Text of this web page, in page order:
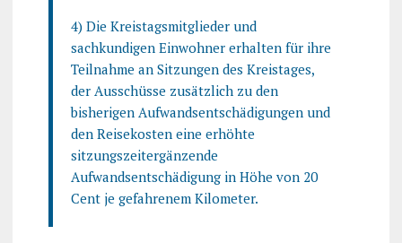
4) Die Kreistagsmitglieder und
sachkundigen Einwohner erhalten für ihre
Teilnahme an Sitzungen des Kreistages,
der Ausschüsse zusätzlich zu den
bisherigen Aufwandsentschädigungen und
den Reisekosten eine erhöhte
sitzungszeitergänzende
Aufwandsentschädigung in Höhe von 20
Cent je gefahrenem Kilometer.